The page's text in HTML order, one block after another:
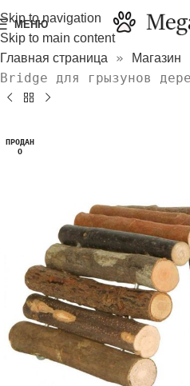
Skip to navigation
Skip to main content
МЕНЮ
Главная страница » Магазин
Bridge для грызунов
ПРОДАН
О